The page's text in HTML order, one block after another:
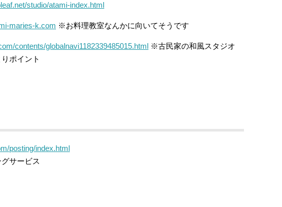
studio/atami-index.html
maries-k.com ※お料理教室なんかに向いてそうです
contents/globalnavi1182339485015.html ※古民家の和風スタジオ
ポイント
posting/index.html
サービス